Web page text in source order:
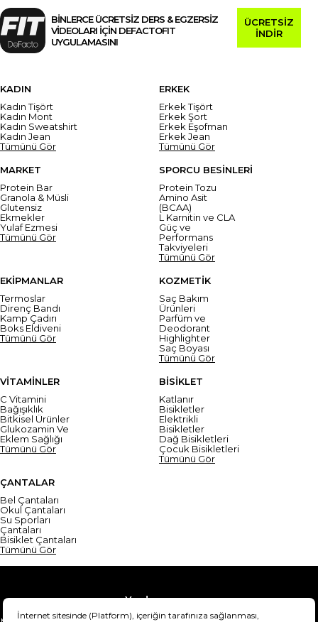
BİNLERCE ÜCRETSİZ DERS & EGZERSİZ
VİDEOLARI İÇİN DEFACTOFIT
UYGULAMASINI
ÜCRETSİZ
İNDİR
KADIN
Kadın Tişört
Kadın Mont
Kadın Sweatshirt
Kadın Jean
Tümünü Gör
ERKEK
Erkek Tişört
Erkek Şort
Erkek Eşofman
Erkek Jean
Tümünü Gör
MARKET
Protein Bar
Granola & Müsli
Glutensiz
Ekmekler
Yulaf Ezmesi
Tümünü Gör
SPORCU BESİNLERİ
Protein Tozu
Amino Asit
(BCAA)
L Karnitin ve CLA
Güç ve
Performans
Takviyeleri
Tümünü Gör
EKİPMANLAR
Termoslar
Direnç Bandı
Kamp Çadırı
Boks Eldiveni
Tümünü Gör
KOZMETİK
Saç Bakım
Ürünleri
Parfüm ve
Deodorant
Highlighter
Saç Boyası
Tümünü Gör
VİTAMİNLER
C Vitamini
Bağışıklık
Bitkisel Ürünler
Glukozamin Ve
Eklem Sağlığı
Tümünü Gör
BİSİKLET
Katlanır
Bisikletler
Elektrikli
Bisikletler
Dağ Bisikletleri
Çocuk Bisikletleri
Tümünü Gör
ÇANTALAR
Bel Çantaları
Okul Çantaları
Su Sporları
Çantaları
Bisiklet Çantaları
Tümünü Gör
Yardım